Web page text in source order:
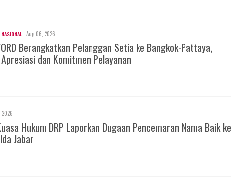
Aug 06, 2026
Berangkatkan Pelanggan Setia ke Bangkok-Pattaya,
dan Komitmen Pelayanan
2026
Hukum DRP Laporkan Dugaan Pencemaran Nama Baik ke
Jabar